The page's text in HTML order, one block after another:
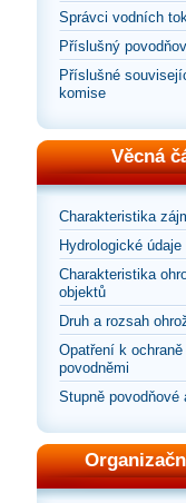
Správci vodních
Příslušný
Příslušné
komise
Věcná
Charakteristika
Hydrologické údaje
Charakteristika
objektů
Druh a rozsah
Opatření k ochraně
povodněmi
Stupně povodňové